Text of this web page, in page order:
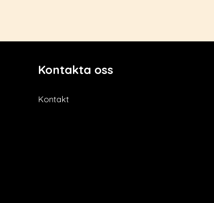
Kontakta oss
Kontakt